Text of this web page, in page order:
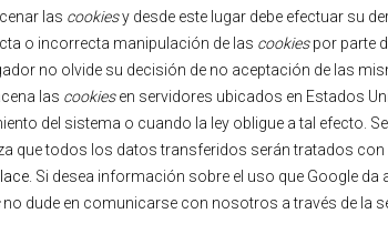
las cookiesy desde este lugar debe efectuar su
o incorrecta manipulación de las cookiespor parte
no olvide su decisión de no aceptación de las
las cookiesen servidores ubicados en Estados
del sistema o cuando la ley obligue a tal efecto.
que todos los datos transferidos serán tratados
. Si desea información sobre el uso que Google da
no dude en comunicarse con nosotros a través de la